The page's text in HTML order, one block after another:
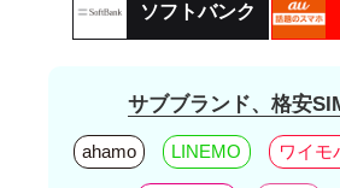
ソフトバンク
サブブランド、格安
ahamo LINEMO ワイモ